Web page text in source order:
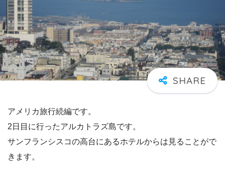
アメリカ旅行続編です。
2日目に行ったアルカトラズ島です。
サンフランシスコの高台にあるホテルからは見ることがで
きます。